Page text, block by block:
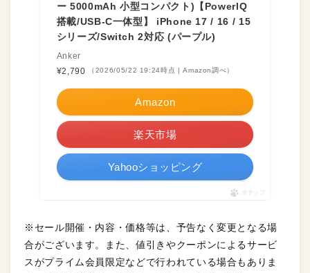
ー 5000mAh 小型コンパクト)【PowerIQ
搭載/USB-C一体型】 iPhone 17 / 16 / 15
シリーズ/Switch 2対応 (パープル)
Anker
¥2,790
（2026/05/22 19:24時点 | Amazon調べ）
Amazon
楽天市場
Yahooショッピング
ポチップ
※セール開催・内容・価格等は、予告なく変更となる場
合がございます。また、値引きやクーポンによるサービ
スがプライム会員限定などで行われている場合もありま